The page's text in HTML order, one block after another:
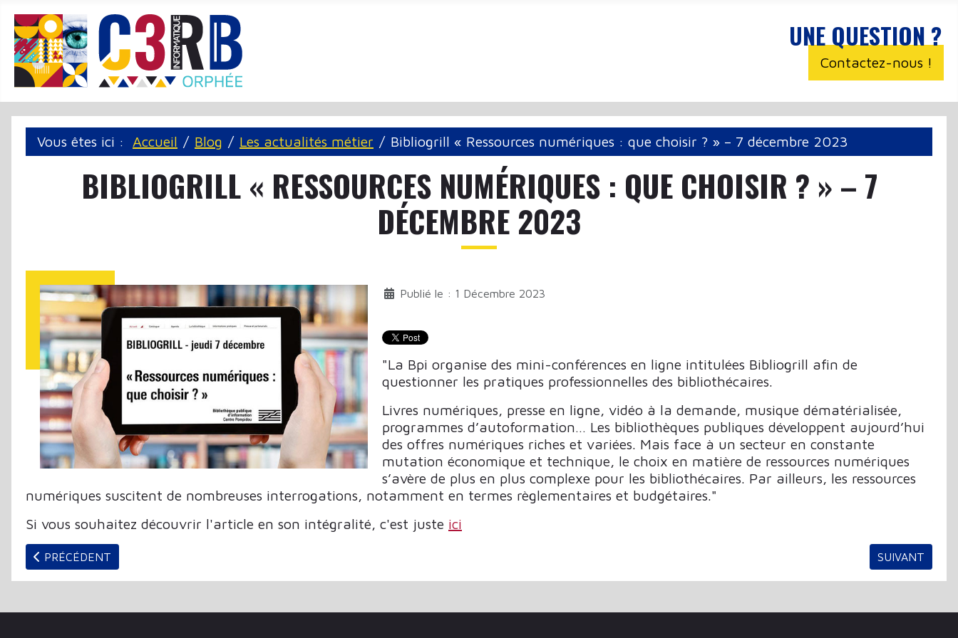
UNE QUESTION ?
Contactez-nous !
Vous êtes ici : Accueil Blog Les actualités métier Bibliogrill « Ressources numériques : que choisir ? » – 7 décembre 2023
BIBLIOGRILL « RESSOURCES NUMÉRIQUES : QUE CHOISIR ? » – 7
DÉCEMBRE 2023
Publié le : 1 Décembre 2023
"La Bpi organise des mini-conférences en ligne intitulées Bibliogrill afin de
questionner les pratiques professionnelles des bibliothécaires.
Livres numériques, presse en ligne, vidéo à la demande, musique dématérialisée,
programmes d’autoformation… Les bibliothèques publiques développent aujourd’hui
des offres numériques riches et variées. Mais face à un secteur en constante
mutation économique et technique, le choix en matière de ressources numériques
s’avère de plus en plus complexe pour les bibliothécaires. Par ailleurs, les ressources
numériques suscitent de nombreuses interrogations, notamment en termes règlementaires et budgétaires."
Si vous souhaitez découvrir l'article en son intégralité, c'est juste ici
ARTICLE PRÉCÉDENT : BIBLIOTHÈQUES, PORTES ET PONTS À LA FOIS ?
PRÉCÉDENT ARTICLE
SUIVANT